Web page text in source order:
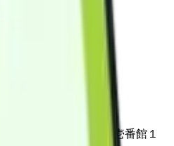
業所
1-23-8サニーパーク壱番館１